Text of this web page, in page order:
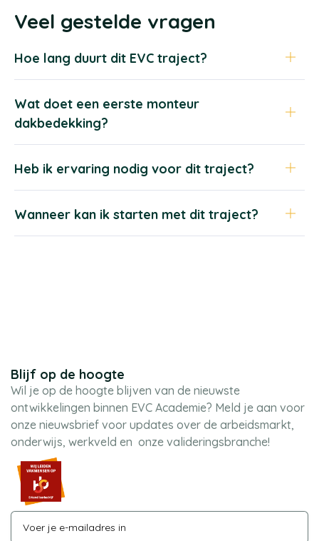
Veel gestelde vragen
Hoe lang duurt dit EVC traject?
Wat doet een eerste monteur
dakbedekking?
Heb ik ervaring nodig voor dit traject?
Wanneer kan ik starten met dit traject?
Blijf op de hoogte
Wil je op de hoogte blijven van de nieuwste
ontwikkelingen binnen EVC Academie? Meld je aan voor
onze nieuwsbrief voor updates over de arbeidsmarkt,
onderwijs, werkveld en onze valideringsbranche!